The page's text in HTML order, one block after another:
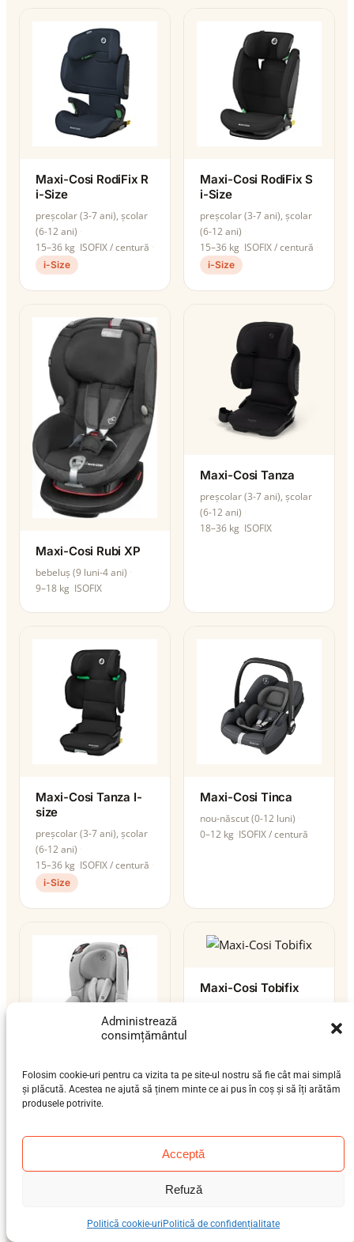
Administrează
consimțământul
Folosim cookie-uri pentru ca vizita ta pe site-ul nostru să fie cât mai simplă
și plăcută. Acestea ne ajută să ținem minte ce ai pus în coș și să îți arătăm
produsele potrivite.
Acceptă
Refuză
Politică cookie-uri Politică de confidențialitate
Maxi-Cosi RodiFix R
i-Size
preșcolar (3-7 ani), școlar
(6-12 ani)
15–36 kg ISOFIX / centură
i-Size
Maxi-Cosi RodiFix S
i-Size
preșcolar (3-7 ani), școlar
(6-12 ani)
15–36 kg ISOFIX / centură
i-Size
Maxi-Cosi Rubi XP
bebeluș (9 luni-4 ani)
9–18 kg ISOFIX
Maxi-Cosi Tanza
preșcolar (3-7 ani), școlar
(6-12 ani)
18–36 kg ISOFIX
Maxi-Cosi Tanza I-
size
preșcolar (3-7 ani), școlar
(6-12 ani)
15–36 kg ISOFIX / centură
i-Size
Maxi-Cosi Tinca
nou-născut (0-12 luni)
0–12 kg ISOFIX / centură
Maxi-Cosi Tobi
Maxi-Cosi Tobifix